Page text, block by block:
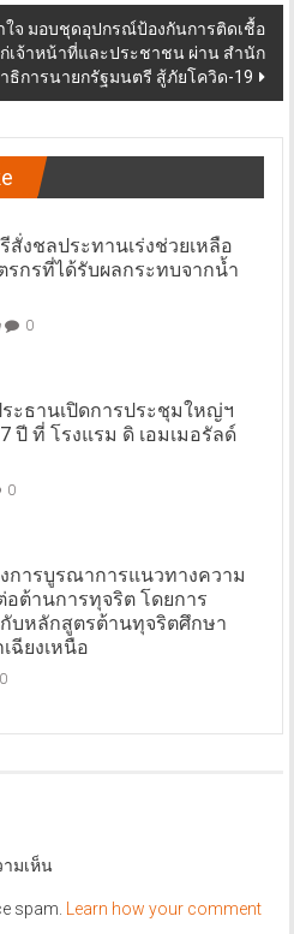
ใจ มอบชุดอุปกรณ์ป้องกันการติดเชื้อ
เจ้าหน้าที่และประชาชน ผ่าน สำนัก
ธิการนายกรัฐมนตรี สู้ภัยโควิด-19
สั่งชลประทานเร่งช่วยเหลือ
รกรที่ได้รับผลกระทบจากน้ำ
0
ะธานเปิดการประชุมใหญ่ฯ
ปี ที่ โรงแรม ดิ เอมเมอรัลด์
0
การบูรณาการแนวทางความ
ต้านการทุจริต โดยการ
บหลักสูตรต้านทุจริตศึกษา
ฉียงเหนือ
0
ามเห็น
spam.
Learn how your comment